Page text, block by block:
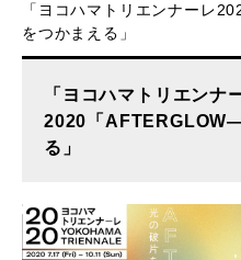
「ヨコハマトリエンナーレ
をつかまえる」
「ヨコハマトリエンナ
2020「
る」